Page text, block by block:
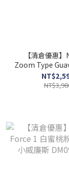
【清倉優惠
Zoom Type
桃優格